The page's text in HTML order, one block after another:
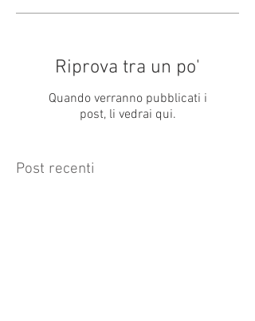
Riprova tra un po'
Quando verranno pubblicati i
post, li vedrai qui.
Post recenti